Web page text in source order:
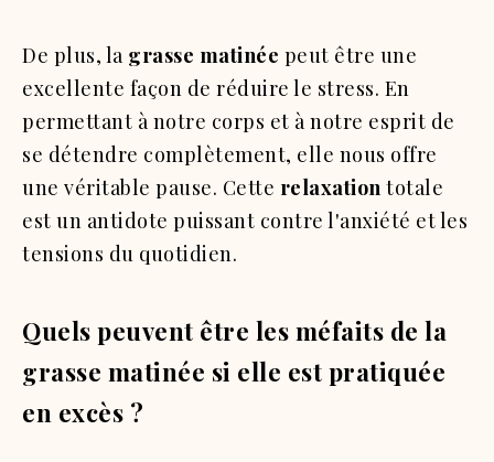
De plus, la grasse matinée peut être une
excellente façon de réduire le stress. En
permettant à notre corps et à notre esprit de
se détendre complètement, elle nous offre
une véritable pause. Cette relaxation totale
est un antidote puissant contre l'anxiété et les
tensions du quotidien.
Quels peuvent être les méfaits de la
grasse matinée si elle est pratiquée
en excès ?